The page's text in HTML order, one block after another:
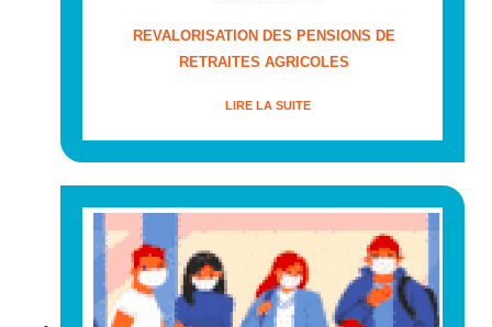
REVALORISATION DES PENSIONS DE
RETRAITES AGRICOLES
LIRE LA SUITE